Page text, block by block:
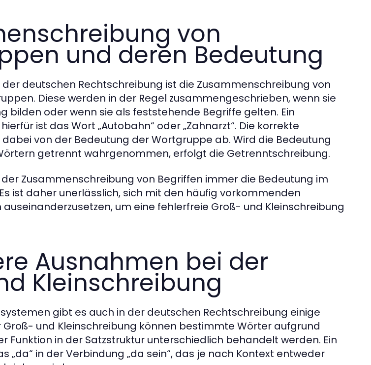
von
und deren Bedeutung
der deutschen Rechtschreibung ist die Zusammenschreibung von
Diese werden in der Regel zusammengeschrieben, wenn sie
bilden oder wenn sie als feststehende Begriffe gelten. Ein
ist das Wort „Autobahn“ oder „Zahnarzt“. Die korrekte
von der Bedeutung der Wortgruppe ab. Wird die Bedeutung
getrennt wahrgenommen, erfolgt die Getrenntschreibung.
Zusammenschreibung von Begriffen immer die Bedeutung im
ist daher unerlässlich, sich mit den häufig vorkommenden
um eine fehlerfreie Groß- und Kleinschreibung
Ausnahmen bei der
Kleinschreibung
gibt es auch in der deutschen Rechtschreibung einige
Groß- und Kleinschreibung können bestimmte Wörter aufgrund
Funktion in der Satzstruktur unterschiedlich behandelt werden. Ein
„da“ in der Verbindung „da sein“, das je nach Kontext entweder